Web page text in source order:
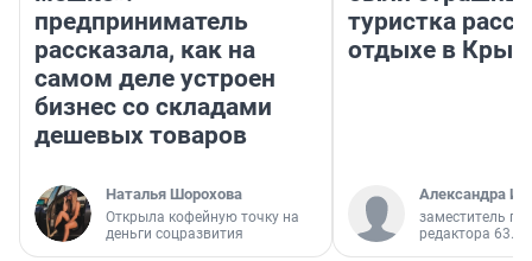
предприниматель
рассказала, как на
самом деле устроен
бизнес со складами
дешевых товаров
Наталья Шорохова
Открыла кофейную точку на
деньги соцразвития
туристка
отдыхе в
Александра
заместитель
редактора 63.RU